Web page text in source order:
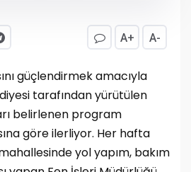
A+ A-
güçlendirmek amacıyla
tarafından yürütülen
belirlenen program
göre ilerliyor. Her hafta
mahallesinde yol yapım, bakım